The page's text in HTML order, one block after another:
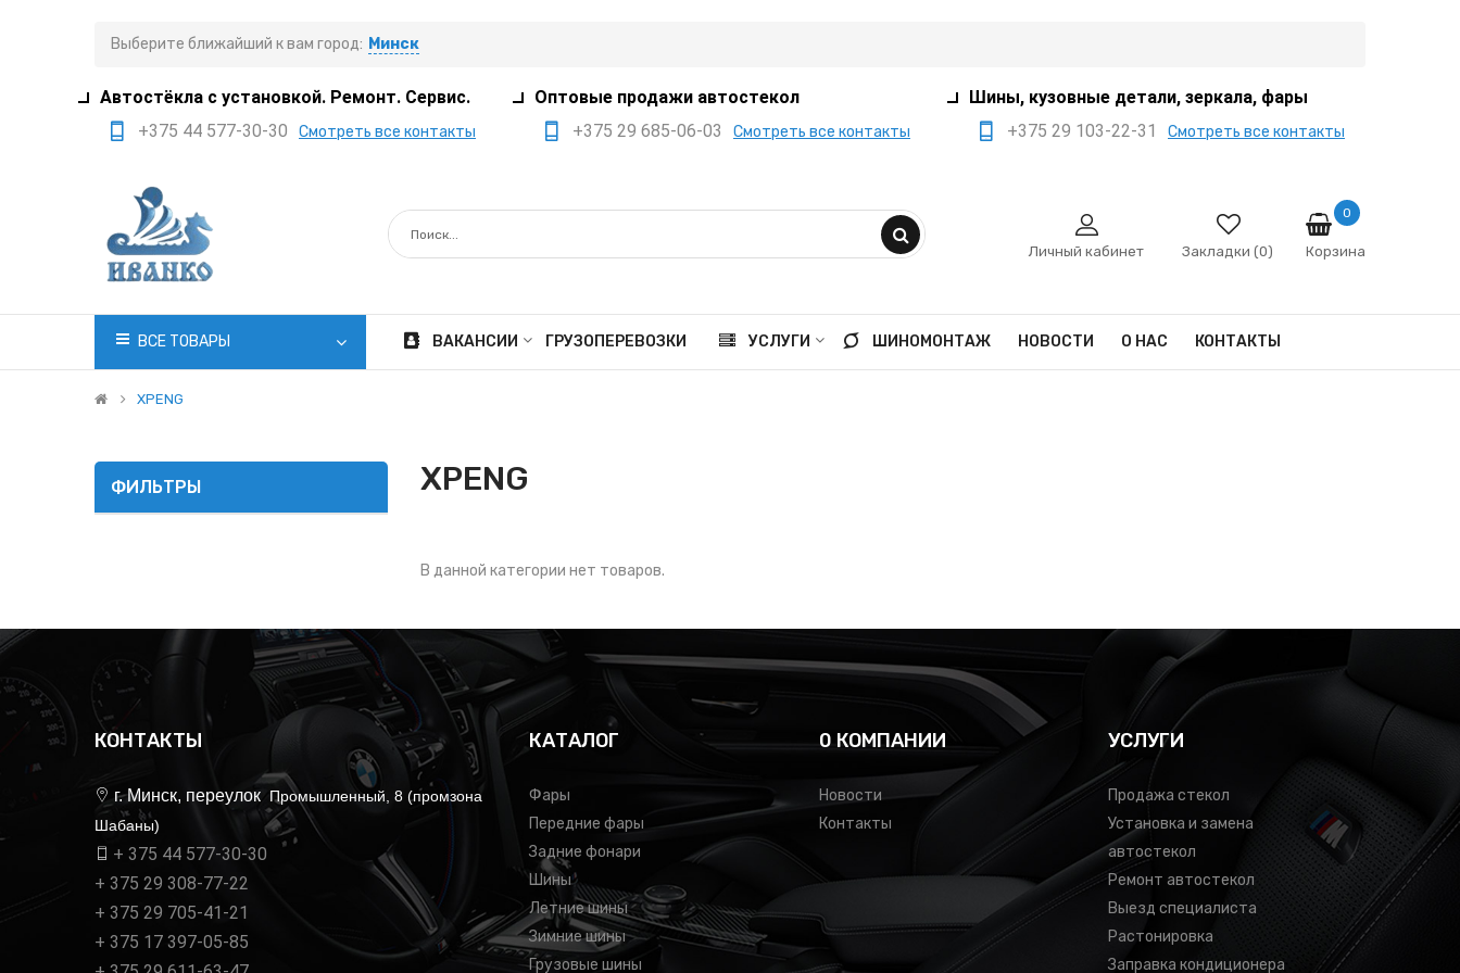
Выберите ближайший к вам город: Минск
Автостёкла с установкой. Ремонт. Сервис.
+375 44 577-30-30
Смотреть все контакты
+375 29 705-41-21
+375 17 397-05-85
office@ivanko.by
Минск, переулок
Промышленный,8/5
Вс. 8:30 - 18:00
Оптовые продажи автостекол
+375 29 685-06-03
Смотреть все контакты
+375 29 385-05-03
+375 29 559-41-21
Минск, переулок
Шины, кузовные детали, зеркала, фары
+375 29 103-22-31
Смотреть все контакты
+375 29 666-12-68
sale@ivanko.by
Промышленный,8/5
Личный кабинет Закладки (0) Корзина
0
ВСЕ ТОВАРЫ ВАКАНСИИ ГРУЗОПЕРЕВОЗКИ УСЛУГИ ШИНОМОНТАЖ НОВОСТИ О НАС КОНТАКТЫ
XPENG
ФИЛЬТРЫ XPENG
В данной категории нет товаров.
КОНТАКТЫ
г. Минск, переулок Промышленный, 8 (промзона
Шабаны)
+ 375 44 577-30-30
+ 375 29 308-77-22
+ 375 29 705-41-21
+ 375 17 397-05-85
КАТАЛОГ
Фары
Передние фары
Задние фонари
Шины
Летние шины
Зимние шины
Грузовые шины
0 КОМПАНИИ
Новости
Контакты
УСЛУГИ
Продажа стекол
Установка и замена
автостекол
Ремонт автостекол
Выезд специалиста
Растонировка
Заправка кондиционера